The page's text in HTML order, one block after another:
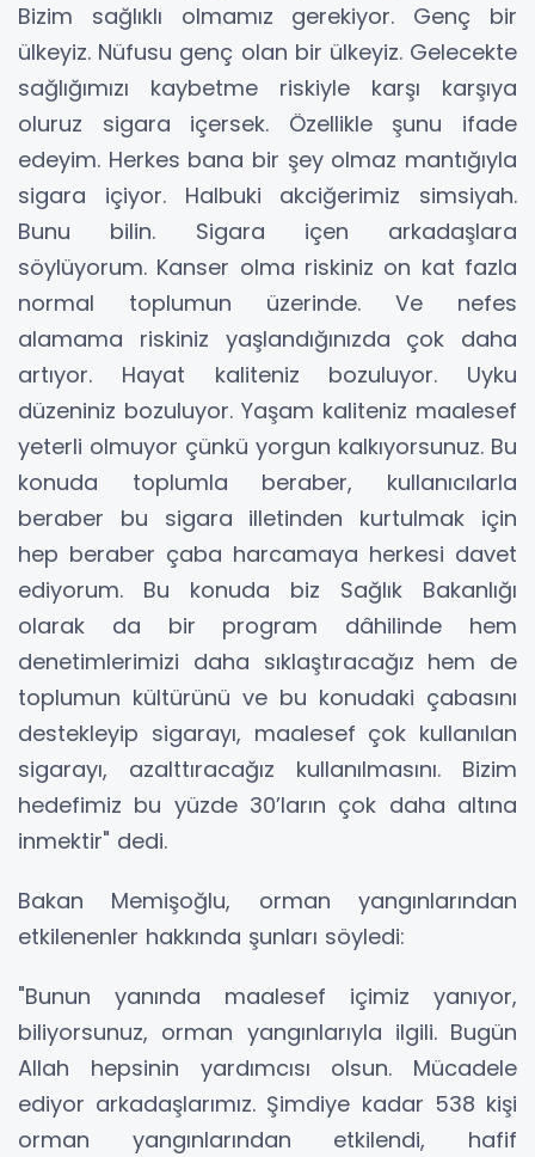
Bizim sağlıklı olmamız gerekiyor. Genç bir
ülkeyiz. Nüfusu genç olan bir ülkeyiz. Gelecekte
sağlığımızı kaybetme riskiyle karşı karşıya
oluruz sigara içersek. Özellikle şunu ifade
edeyim. Herkes bana bir şey olmaz mantığıyla
sigara içiyor. Halbuki akciğerimiz simsiyah.
Bunu bilin. Sigara içen arkadaşlara
söylüyorum. Kanser olma riskiniz on kat fazla
normal toplumun üzerinde. Ve nefes
alamama riskiniz yaşlandığınızda çok daha
artıyor. Hayat kaliteniz bozuluyor. Uyku
düzeniniz bozuluyor. Yaşam kaliteniz maalesef
yeterli olmuyor çünkü yorgun kalkıyorsunuz. Bu
konuda toplumla beraber, kullanıcılarla
beraber bu sigara illetinden kurtulmak için
hep beraber çaba harcamaya herkesi davet
ediyorum. Bu konuda biz Sağlık Bakanlığı
olarak da bir program dâhilinde hem
denetimlerimizi daha sıklaştıracağız hem de
toplumun kültürünü ve bu konudaki çabasını
destekleyip sigarayı, maalesef çok kullanılan
sigarayı, azalttıracağız kullanılmasını. Bizim
hedefimiz bu yüzde 30’ların çok daha altına
inmektir" dedi.
Bakan Memişoğlu, orman yangınlarından
etkilenenler hakkında şunları söyledi:
"Bunun yanında maalesef içimiz yanıyor,
biliyorsunuz, orman yangınlarıyla ilgili. Bugün
Allah hepsinin yardımcısı olsun. Mücadele
ediyor arkadaşlarımız. Şimdiye kadar 538 kişi
orman yangınlarından etkilendi, hafif